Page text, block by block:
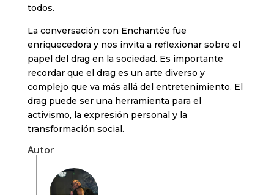
todos.
La conversación con Enchantée fue
enriquecedora y nos invita a reflexionar sobre el
papel del drag en la sociedad. Es importante
recordar que el drag es un arte diverso y
complejo que va más allá del entretenimiento. El
drag puede ser una herramienta para el
activismo, la expresión personal y la
transformación social.
Autor